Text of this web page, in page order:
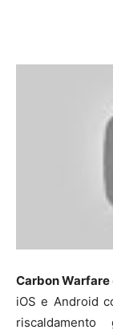
Carbon Warfare
iOS e Android